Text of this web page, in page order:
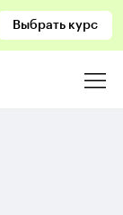
Выбрать курс